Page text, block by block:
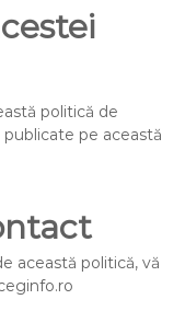
politică de
pe această
această politică, vă